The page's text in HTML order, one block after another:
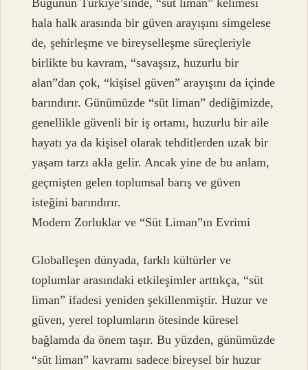
hala halk arasında bir güven arayışını simgelese
de, şehirleşme ve bireyselleşme süreçleriyle
birlikte bu kavram, “savaşsız, huzurlu bir
alan”dan çok, “kişisel güven” arayışını da içinde
barındırır. Günümüzde “süt liman” dediğimizde,
genellikle güvenli bir iş ortamı, huzurlu bir aile
hayatı ya da kişisel olarak tehditlerden uzak bir
yaşam tarzı akla gelir. Ancak yine de bu anlam,
geçmişten gelen toplumsal barış ve güven
isteğini barındırır.
Modern Zorluklar ve “Süt Liman”ın Evrimi
Globalleşen dünyada, farklı kültürler ve
toplumlar arasındaki etkileşimler arttıkça, “süt
liman” ifadesi yeniden şekillenmiştir. Huzur ve
güven, yerel toplumların ötesinde küresel
bağlamda da önem taşır. Bu yüzden, günümüzde
“süt liman” kavramı sadece bireysel bir huzur